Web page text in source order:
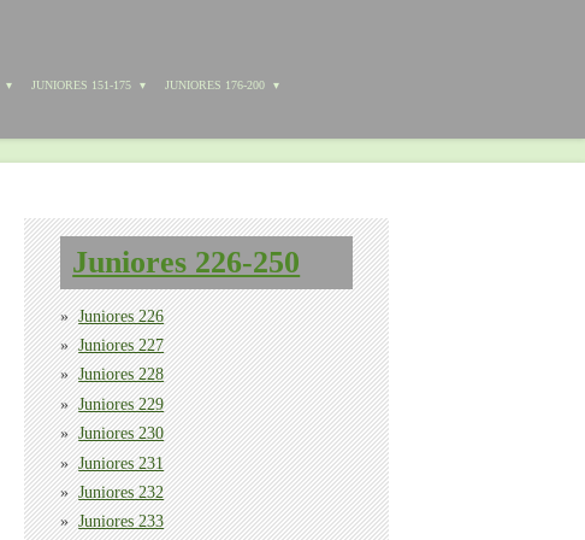
JUNIORES 151-175 JUNIORES 176-200
Juniores 226-250
Juniores 226
Juniores 227
Juniores 228
Juniores 229
Juniores 230
Juniores 231
Juniores 232
Juniores 233